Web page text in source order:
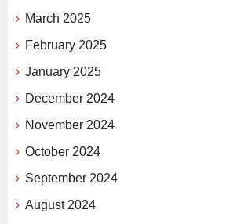
March 2025
February 2025
January 2025
December 2024
November 2024
October 2024
September 2024
August 2024